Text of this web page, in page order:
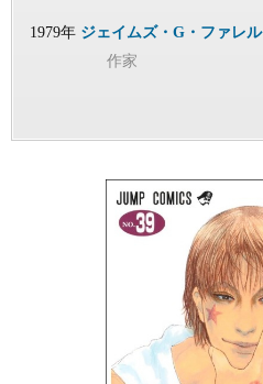
1979年 ジェイムズ・G・ファレル
作家